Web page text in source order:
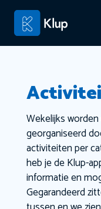
Wekelijks
georganiseerd
activiteiten per
heb je de Klup-
informatie en
Gegarandeerd